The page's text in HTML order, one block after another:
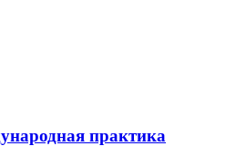
практика